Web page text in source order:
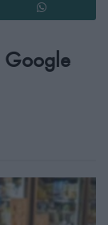
Google